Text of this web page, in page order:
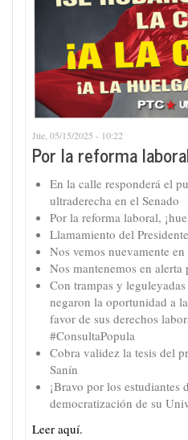
Jue, 05/15/2025 - 10:22
Por la reforma
En la calle responderá el
ultraderecha en el Senado
Por la reforma laboral,
Llamamiento del
Nos vemos nuevamente
Nos mantenemos en
Con trampas y
negaron la oportunidad a
favor de sus derechos
#ConsultaPopula
Cobra validez la tesis del
Sanín
¡Bravo por los estudiantes
democratización de su
Leer aquí.